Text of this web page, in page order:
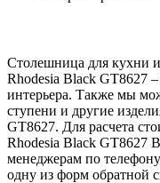
Столешница для кухни
Rhodesia Black GT8627
интерьера. Также мы
ступени и другие
GT8627. Для расчета
Rhodesia Black GT8627
менеджерам по
одну из форм обратной